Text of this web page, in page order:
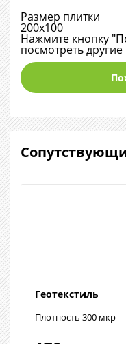
Размер плитки
200х100
Нажмите кнопку
посмотреть
Геотекстиль
Плотность 300 мкр